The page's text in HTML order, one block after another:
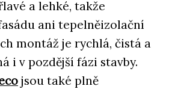
a lehké, takže
ani tepelněizolační
montáž je rychlá, čistá a
i v pozdější fázi stavby.
jsou také plně